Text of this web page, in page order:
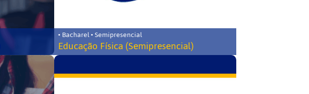
• Bacharel • Semipresencial
Educação Física (Semipresencial)